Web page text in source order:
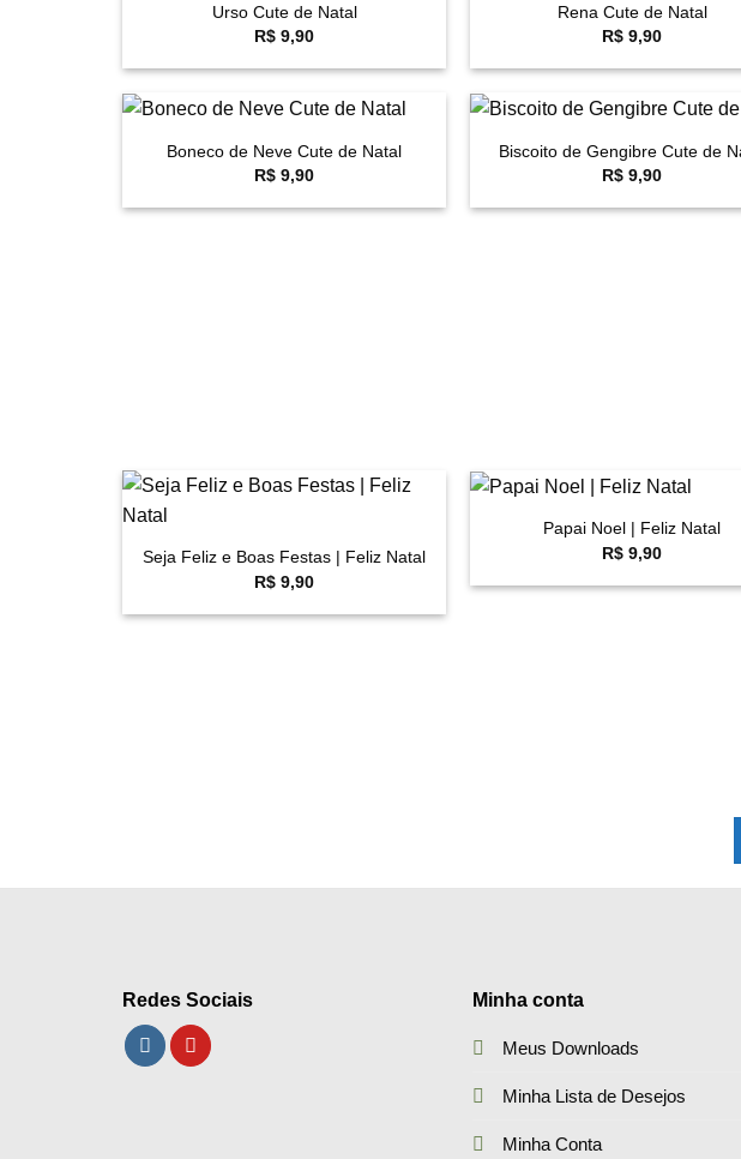
Urso Cute de Natal
R$ 9,90
Rena Cute de Natal
R$ 9,90
Favoritar
+
Boneco de Neve Cute de Natal
R$ 9,90
+
Biscoito de Gengibre Cute de
R$ 9,90
+
Seja Feliz e Boas Festas | Feliz Natal
R$ 9,90
+
Papai Noel | Feliz Natal
R$ 9,90
Redes Sociais Minha conta
Meus Downloads
Minha Lista de Desejos
Minha Conta